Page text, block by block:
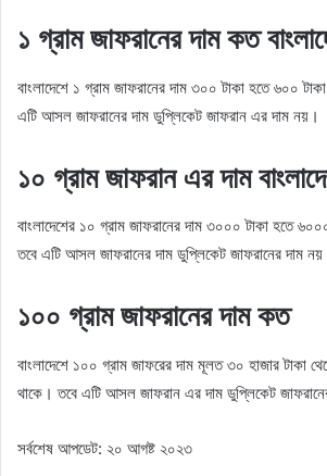
১ গ্রাম জাফরানের দাম কত
বাংলাদেশে ১ গ্রাম জাফরানের দাম ৩০০ টাকা হতে ৬০০
এটি আসল জাফরানের দাম ডুপ্লিকেট জাফরান এর দাম নয়।
১০ গ্রাম জাফরান এর দাম
বাংলাদেশের ১০ গ্রাম জাফরানের দাম ৩০০০ টাকা হতে
তবে এটি আসল জাফরানের দাম ডুপ্লিকেট জাফরানের দাম
১০০ গ্রাম জাফরানের দাম কত
বাংলাদেশে ১০০ গ্রাম জাফরের দাম মূলত ৩০ হাজার টাকা
থাকে। তবে এটি আসল জাফরান এর দাম ডুপ্লিকেট
সর্বশেষ আপডেট: ২০ আগষ্ট ২০২৩